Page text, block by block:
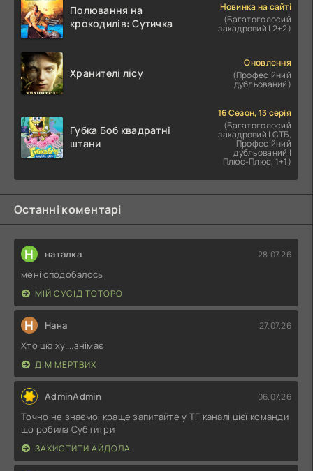
Полювання на
крокодилів: Сутичка
Новинка на сайті
(Багатоголосий
закадровий | 2+2)
Хранителі лісу
Оновлення
(Професійний
дубльований)
Губка Боб квадратні
штани
16 Сезон, 13 серія
(Багатоголосий
закадровий | СТБ,
Професійний
дубльований |
Плюс-Плюс, 1+1)
Останні коментарі
Н наталка 28.07.26
мені сподобалось
МІЙ СУСІД ТОТОРО
Н Нана 27.07.26
Хто цю ху....знімає
ДІМ МЕРТВИХ
AdminAdmin 06.07.26
Точно не знаємо, краще запитайте у ТГ каналі цієї команди
що робила Субтитри
ЗАХИСТИТИ АЙДОЛА